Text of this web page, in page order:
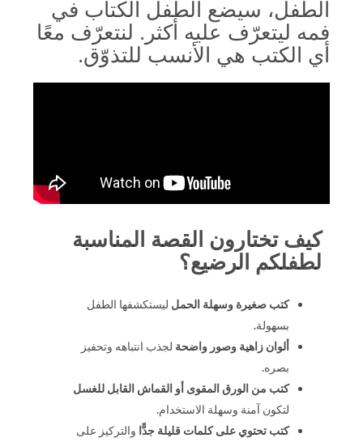
الطفل، سيضع الطفل الكتاب في
فمه ليتعرّف عليه أكثر. لنتعرّف معًا
أي الكتب هي الأنسب للتذوّق.
كيف تختارون القصة المناسبة
لطفلكم الرضيع؟
كتب صغيرة وسهلة الحمل ليستكشفها الطفل
بسهولة.
ألوان زاهية وصور واضحة لجذب انتباهه وتحفيز
بصره.
كتب من الورق المقوى أو القماش القابل للغسل
لتكون آمنة وسهلة الاستخدام.
كتب تحتوي على كلمات قليلة جدًّا والتركيز على